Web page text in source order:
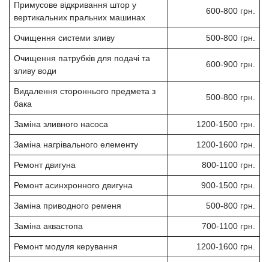
Примусове відкривання штор у
вертикальних пральних машинах
600-800 грн.
Очищення системи зливу 500-800 грн.
Очищення патрубків для подачі та
зливу води
600-900 грн.
Видалення стороннього предмета з
бака
500-800 грн.
Заміна зливного насоса 1200-1500 грн.
Заміна нагрівального елементу 1200-1600 грн.
Ремонт двигуна 800-1100 грн.
Ремонт асинхронного двигуна 900-1500 грн.
Заміна приводного ременя 500-800 грн.
Заміна аквастопа 700-1100 грн.
Ремонт модуля керування 1200-1600 грн.